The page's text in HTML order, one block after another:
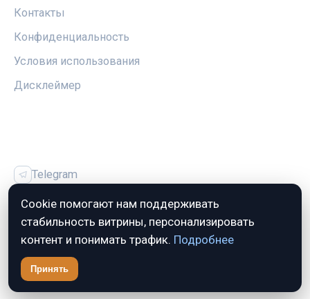
Контакты
Конфиденциальность
Условия использования
Дисклеймер
Telegram
Vk
© 2026 СпортПрофи. Все права защищены.
Cookie помогают нам поддерживать
стабильность витрины, персонализировать
контент и понимать трафик. Подробнее
Принять